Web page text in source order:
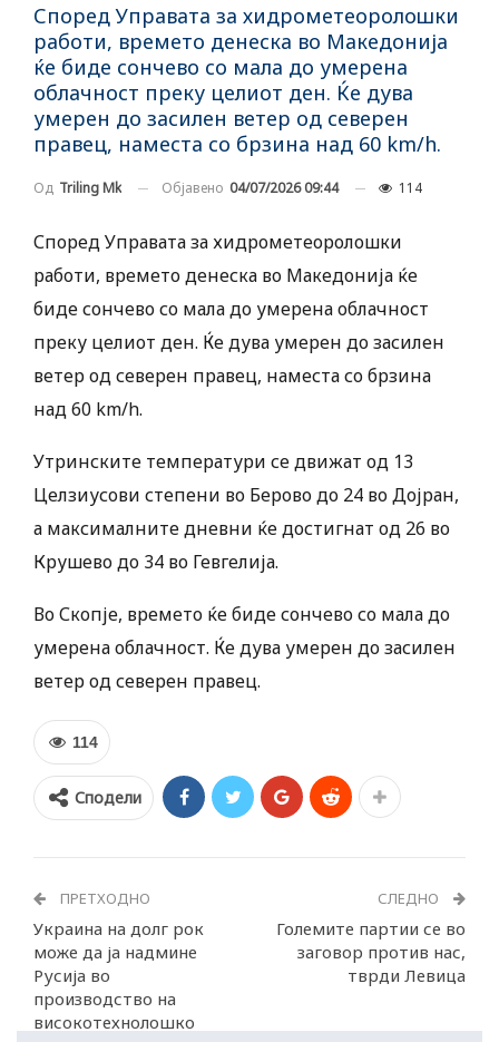
Според Управата за хидрометеоролошки
работи, времето денеска во Македонија
ќе биде сончево со мала до умерена
облачност преку целиот ден. Ќе дува
умерен до засилен ветер од северен
правец, наместа со брзина над 60 km/h.
Од Triling Mk Објавено 04/07/2026 09:44 114
Според Управата за хидрометеоролошки
работи, времето денеска во Македонија ќе
биде сончево со мала до умерена облачност
преку целиот ден. Ќе дува умерен до засилен
ветер од северен правец, наместа со брзина
над 60 km/h.
Утринските температури се движат од 13
Целзиусови степени во Берово до 24 во Дојран,
а максималните дневни ќе достигнат од 26 во
Крушево до 34 во Гевгелија.
Во Скопје, времето ќе биде сончево со мала до
умерена облачност. Ќе дува умерен до засилен
ветер од северен правец.
114
Сподели
ПРЕТХОДНО
Украина на долг рок
може да ја надмине
Русија во
производство на
високотехнолошко
СЛЕДНО
Големите партии се во
заговор против нас,
тврди Левица